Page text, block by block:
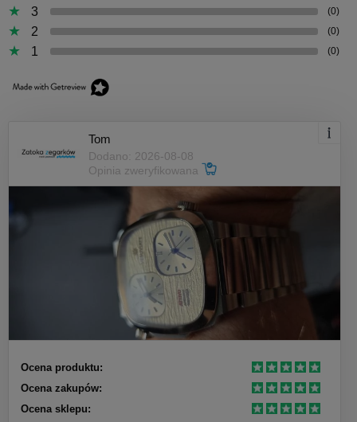
3 (0)
2 (0)
1 (0)
Tom
Dodano: 2026-08-08
Opinia zweryfikowana
Ocena produktu:
Ocena zakupów:
Ocena sklepu: